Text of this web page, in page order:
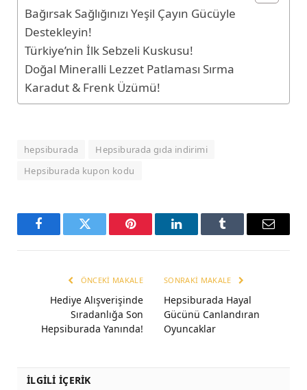
Bağırsak Sağlığınızı Yeşil Çayın Gücüyle
Destekleyin!
Türkiye’nin İlk Sebzeli Kuskusu!
Doğal Mineralli Lezzet Patlaması Sırma
Karadut & Frenk Üzümü!
hepsiburada
Hepsiburada gıda indirimi
Hepsiburada kupon kodu
FacebookTwitter Pinterest LinkedInTumblr Email
ÖNCEKI MAKALE
Hediye Alışverişinde
Sıradanlığa Son
Hepsiburada Yanında!
SONRAKI MAKALE
Hepsiburada Hayal
Gücünü Canlandıran
Oyuncaklar
İLGİLİ İÇERİK